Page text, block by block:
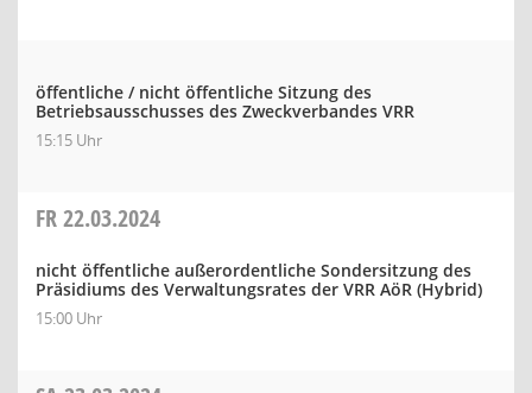
öffentliche / nicht öffentliche Sitzung des
Betriebsausschusses des Zweckverbandes VRR
15:15 Uhr
FR22.03.2024
nicht öffentliche außerordentliche Sondersitzung des
Präsidiums des Verwaltungsrates der VRR AöR (Hybrid)
15:00 Uhr